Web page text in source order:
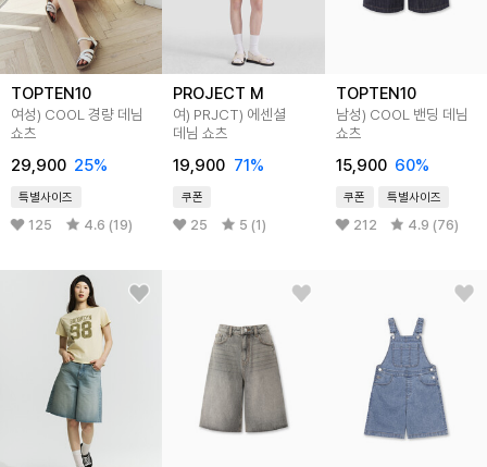
TOPTEN10
여성) COOL 경량 데님
쇼츠
29,900 25%
특별사이즈
125 4.6 (19)
PROJECT M
여) PRJCT) 에센셜
데님 쇼츠
19,900 71%
쿠폰
25 5 (1)
TOPTEN10
남성) COOL 밴딩 데님
쇼츠
15,900 60%
쿠폰 특별사이즈
212 4.9 (76)